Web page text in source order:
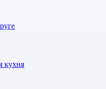
кухня